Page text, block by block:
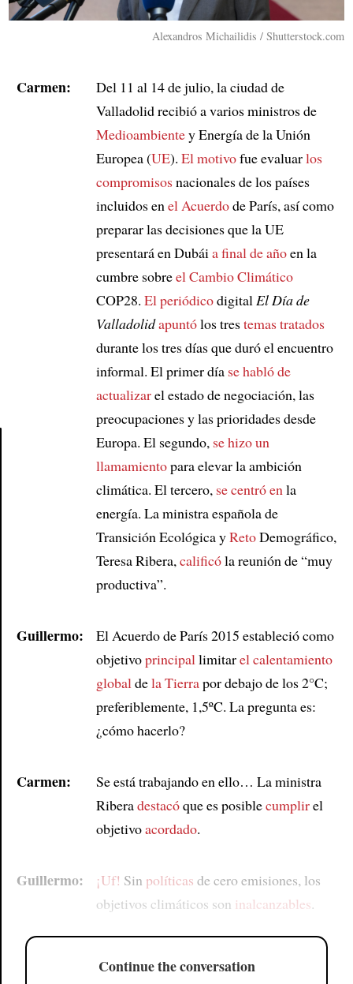
Alexandros Michailidis / Shutterstock.com
Carmen:
Del 11 al 14 de julio, la ciudad de
Valladolid recibió a varios ministros de
Medioambientey Energía de la Unión
Europea (UE). El motivofue evaluarlos
compromisosnacionales de los países
incluidos en el Acuerdode París, así como
preparar las decisiones que la UE
presentará en Dubái a final de añoen la
cumbre sobreel Cambio Climático
COP28. El periódicodigital El Día de
Valladolidapuntólos trestemas tratados
durante los tres días que duró el encuentro
informal. El primer día se habló de
actualizarel estado de negociación, las
preocupaciones y las prioridades desde
Europa. El segundo, se hizo un
llamamientopara elevar la ambición
climática. El tercero, se centró en la
energía. La ministra española de
Transición Ecológica yRetoDemográfico,
Teresa Ribera, calificóla reunión de “muy
productiva”.
Guillermo:
El Acuerdo de París 2015 estableció como
objetivoprincipal limitarel calentamiento
global dela Tierrapor debajo de los 2°C;
preferiblemente, 1,5ºC. La pregunta es:
¿cómo hacerlo?
Carmen:
Se está trabajando en ello… La ministra
Riberadestacóque es posiblecumplirel
objetivoacordado.
Guillermo: ¡Uf! Sin políticas de cero emisiones, los
objetivos climáticos son inalcanzables.
Continue the conversation